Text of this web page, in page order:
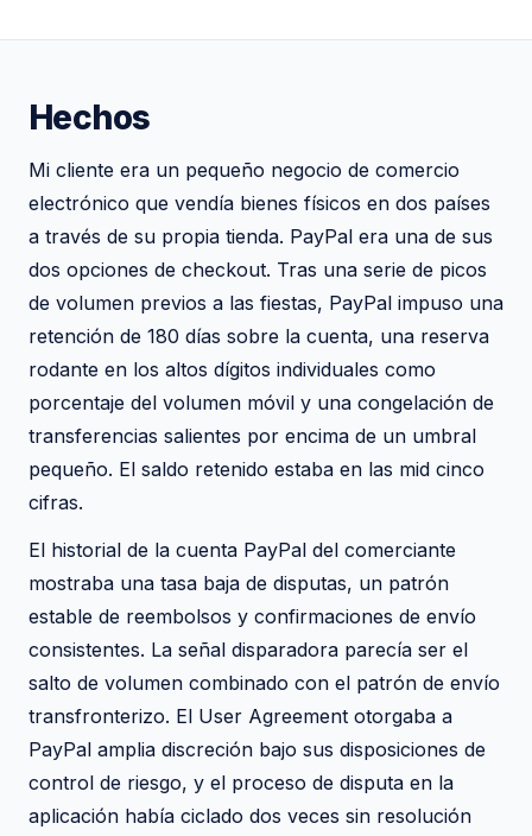
Hechos
Mi cliente era un pequeño negocio de comercio
electrónico que vendía bienes físicos en dos países
a través de su propia tienda. PayPal era una de sus
dos opciones de checkout. Tras una serie de picos
de volumen previos a las fiestas, PayPal impuso una
retención de 180 días sobre la cuenta, una reserva
rodante en los altos dígitos individuales como
porcentaje del volumen móvil y una congelación de
transferencias salientes por encima de un umbral
pequeño. El saldo retenido estaba en las mid cinco
cifras.
El historial de la cuenta PayPal del comerciante
mostraba una tasa baja de disputas, un patrón
estable de reembolsos y confirmaciones de envío
consistentes. La señal disparadora parecía ser el
salto de volumen combinado con el patrón de envío
transfronterizo. El User Agreement otorgaba a
PayPal amplia discreción bajo sus disposiciones de
control de riesgo, y el proceso de disputa en la
aplicación había ciclado dos veces sin resolución